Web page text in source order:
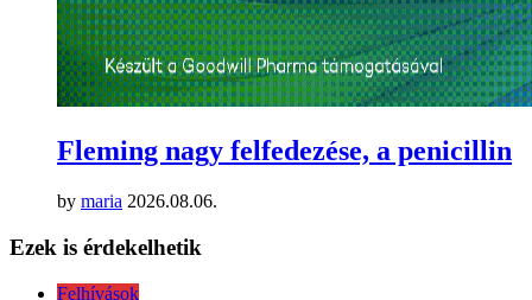
Fleming nagy felfedezése, a penicillin
by maria 2026.08.06.
Ezek is érdekelhetik
Felhívások